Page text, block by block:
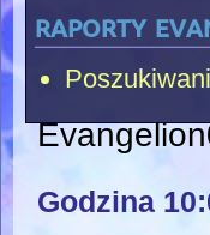
raporty
Godzina